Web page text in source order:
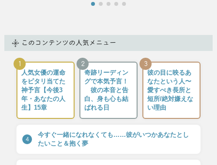
このコンテンツの人気メニュー
1
人気女優の運命
をピタリ当てた
神予言【今後3
年・あなたの人
生】15章
2
奇跡リーディン
グで本気予言！
彼の本音と告
白、身も心も結
ばれる日
3
彼の目に映るあ
なたという人〜
愛すべき長所と
短所/絶対嫌えな
い理由
4
今すぐ一緒になれなくても……彼がいつかあなたとし
たいこと＆抱く夢